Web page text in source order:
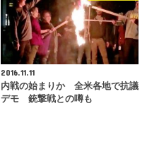
2016.11.11
内戦の始まりか 全米各地で抗議
デモ 銃撃戦との噂も